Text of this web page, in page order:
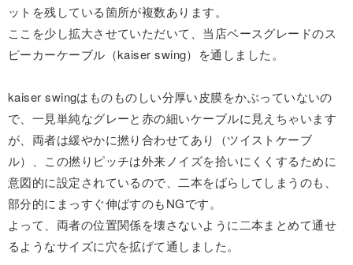
ットを残している箇所が複数あります。
ここを少し拡大させていただいて、当店ベースグレードのス
ピーカーケーブル（kaiser swing）を通しました。
kaiser swingはものものしい分厚い皮膜をかぶっていないの
で、一見単純なグレーと赤の細いケーブルに見えちゃいます
が、両者は緩やかに撚り合わせてあり（ツイストケーブ
ル）、この撚りピッチは外来ノイズを拾いにくくするために
意図的に設定されているので、二本をばらしてしまうのも、
部分的にまっすぐ伸ばすのもNGです。
よって、両者の位置関係を壊さないように二本まとめて通せ
るようなサイズに穴を拡げて通しました。